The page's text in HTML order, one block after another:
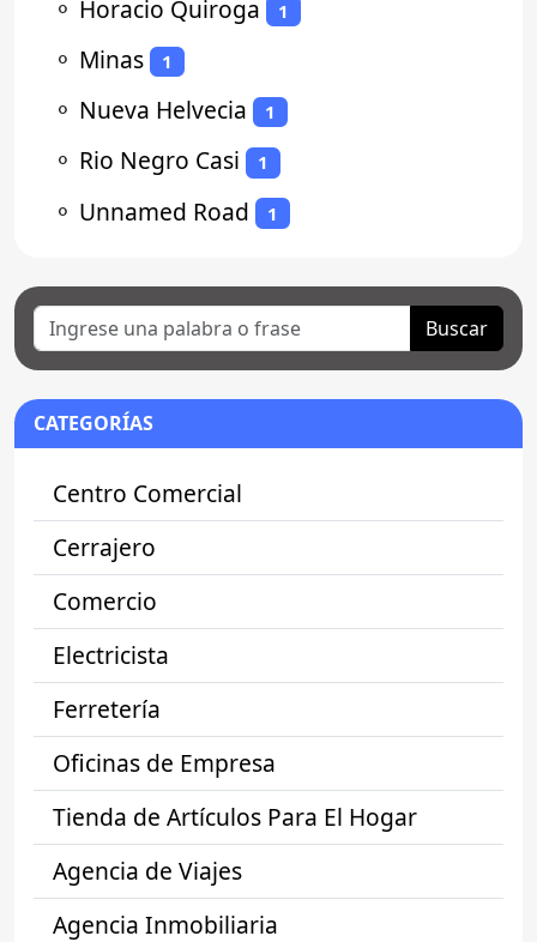
⚬ Horacio Quiroga 1
⚬ Minas 1
⚬ Nueva Helvecia 1
⚬ Rio Negro Casi 1
⚬ Unnamed Road 1
Buscar
CATEGORÍAS
Centro Comercial
Cerrajero
Comercio
Electricista
Ferretería
Oficinas de Empresa
Tienda de Artículos Para El Hogar
Agencia de Viajes
Agencia Inmobiliaria